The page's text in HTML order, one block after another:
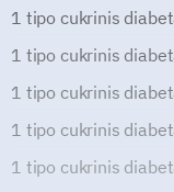
1 tipo cukrinis
1 tipo cukrinis
1 tipo cukrinis
1 tipo cukrinis
1 tipo cukrinis